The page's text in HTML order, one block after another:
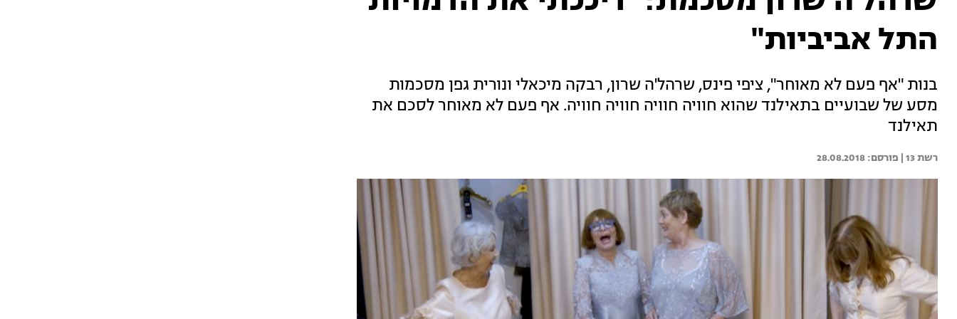
התל אביביות"
בנות "אף פעם לא מאוחר", ציפי פינס, שרהל'ה שרון, רבקה מיכאלי ונורית גפן מסכמות
מסע של שבועיים בתאילנד שהוא חוויה חוויה חוויה חוויה. אף פעם לא מאוחר לסכם את
תאילנד
רשת 13 | 28.08.2018